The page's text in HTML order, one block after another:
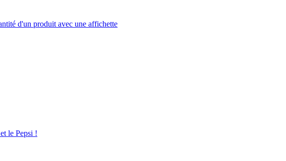
d'un produit avec une affichette
le Pepsi !